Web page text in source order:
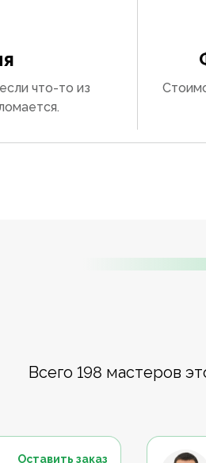
что-то из
Всего 198 мастеров
Оставить заказ